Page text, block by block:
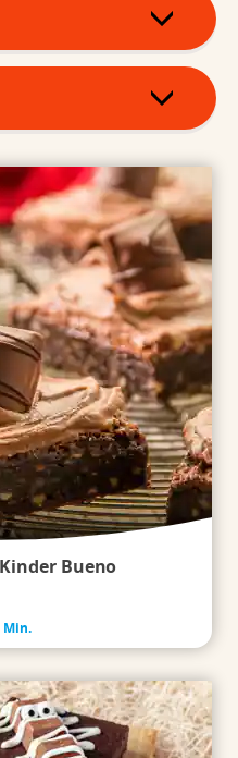
Bueno
Min.